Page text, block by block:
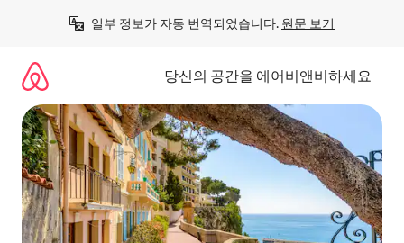
일부 정보가 자동 번역되었습니다. 원문 보기
당신의 공간을 에어비앤비하세요